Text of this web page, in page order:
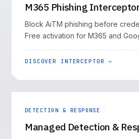
M365 Phishing
Block AiTM phishing before
Free activation for M365 and
DISCOVER INTERCEPTOR →
DETECTION & RESPONSE
Managed Detection &